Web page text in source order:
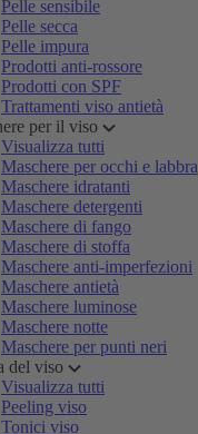
Pelle sensibile
Pelle secca
Pelle impura
Prodotti anti-rossore
Prodotti con SPF
Trattamenti viso antietà
per il viso
Visualizza tutti
Maschere per occhi e labbra
Maschere idratanti
Maschere detergenti
Maschere di fango
Maschere di stoffa
Maschere anti-imperfezioni
Maschere antietà
Maschere luminose
Maschere notte
Maschere per punti neri
del viso
Visualizza tutti
Peeling viso
Tonici viso